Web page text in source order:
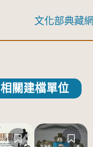
文化部典藏網
相關建檔單位